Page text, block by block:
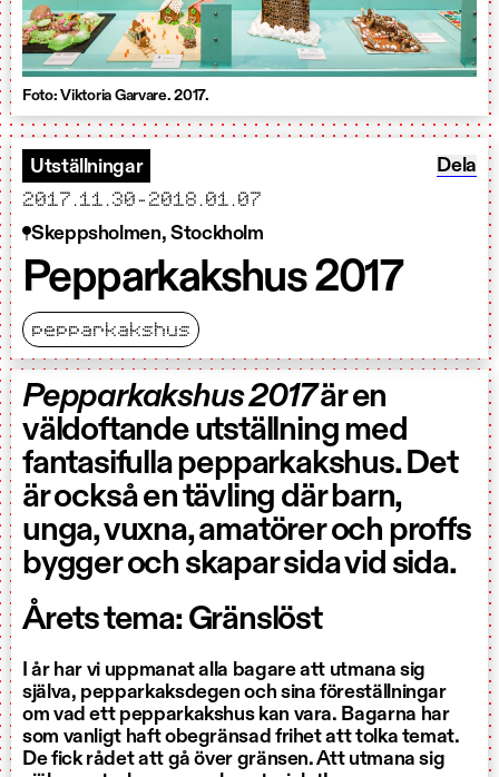
Foto: Viktoria Garvare. 2017.
Utställningar
startar
2017.11.30- slutar
2018.01.07
Dela
Dela
Skeppsholmen, Stockholm
Pepparkakshus 2017
pepparkakshus
Pepparkakshus 2017är en
väldoftande utställning med
fantasifulla pepparkakshus. Det
är också en tävling där barn,
unga, vuxna, amatörer och proffs
bygger och skapar sida vid sida.
Årets tema: Gränslöst
I år har vi uppmanat alla bagare att utmana sig
själva, pepparkaksdegen och sina föreställningar
om vad ett pepparkakshus kan vara. Bagarna har
som vanligt haft obegränsad frihet att tolka temat.
De fick rådet att gå över gränsen. Att utmana sig